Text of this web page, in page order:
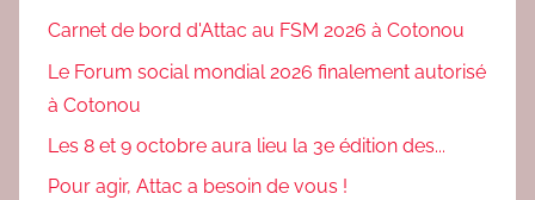
Carnet de bord d'Attac au FSM 2026 à Cotonou
Le Forum social mondial 2026 finalement autorisé
à Cotonou
Les 8 et 9 octobre aura lieu la 3e édition des...
Pour agir, Attac a besoin de vous !